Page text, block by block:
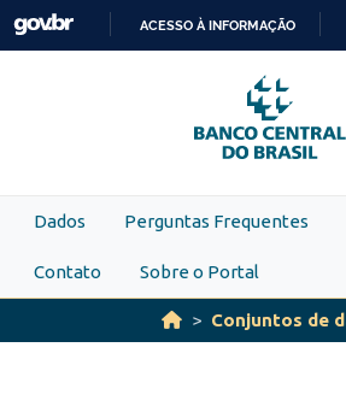
Skip to main content
PARA
O
CONTEÚDO
ACESSO À INFORMAÇÃO
Dados Perguntas Frequentes
Contato Sobre o Portal
Conjuntos de